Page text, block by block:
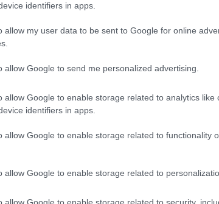
identifiers in apps.
allow my user data to be sent to Google for online
allow Google to send me personalized advertising.
allow Google to enable storage related to analytics like
identifiers in apps.
allow Google to enable storage related to functionality
allow Google to enable storage related to